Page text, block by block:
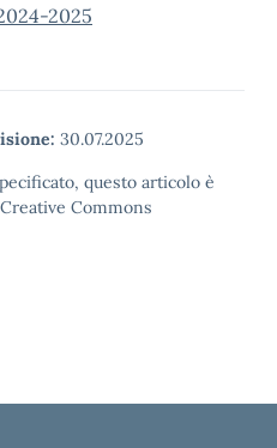
2025
30.07.2025
questo articolo è
Commons